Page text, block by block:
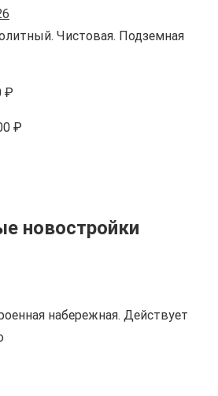
Чистовая. Подземная
₽
₽
новостройки
набережная. Действует